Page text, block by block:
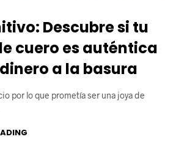
Descubre si tu
cuero es auténtica
a la basura
por lo que prometía ser una joya de